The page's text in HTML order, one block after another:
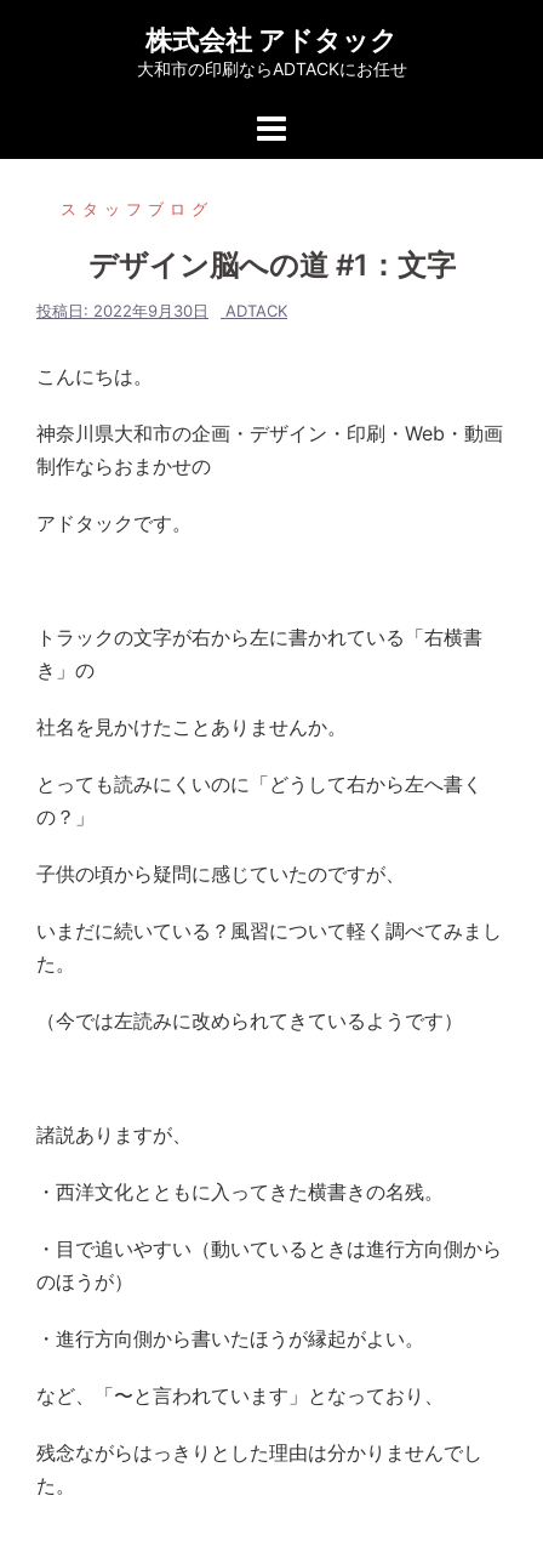
株式会社 アドタック
大和市の印刷ならADTACKにお任せ
スタッフブログ
デザイン脳への道 #1：文字
投稿日: 2022年9月30日 ADTACK
こんにちは。
神奈川県大和市の企画・デザイン・印刷・Web・動画
制作ならおまかせの
アドタックです。
トラックの文字が右から左に書かれている「右横書
き」の
社名を見かけたことありませんか。
とっても読みにくいのに「どうして右から左へ書く
の？」
子供の頃から疑問に感じていたのですが、
いまだに続いている？風習について軽く調べてみまし
た。
（今では左読みに改められてきているようです）
諸説ありますが、
・西洋文化とともに入ってきた横書きの名残。
・目で追いやすい（動いているときは進行方向側から
のほうが）
・進行方向側から書いたほうが縁起がよい。
など、「〜と言われています」となっており、
残念ながらはっきりとした理由は分かりませんでし
た。